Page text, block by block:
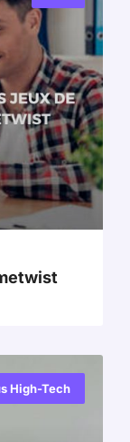
High-Tech